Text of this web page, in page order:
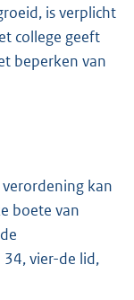
is verplicht
college geeft
beperken van
kan
boete van
vier-de lid,